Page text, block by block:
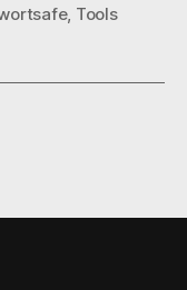
BitWarden“
, Tools